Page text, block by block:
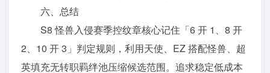
六、总结
S8 怪兽入侵赛季控纹章核心记住「6 开 1、8 开
2、10 开 3」判定规则，利用天使、EZ 搭配怪兽、超
英填充无转职羁绊池压缩候选范围。追求稳定低成本